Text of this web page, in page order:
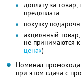
доплату за
предоплата
покупку
акционный
не принимаются
цена»)
Номинал промокода
при этом сдача с